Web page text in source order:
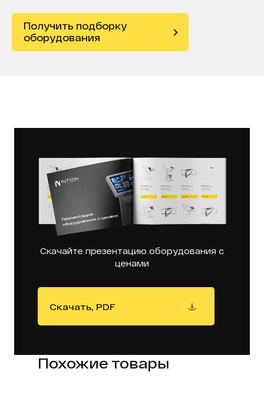
Получить подборку
оборудования
Скачайте презентацию оборудования с
ценами
Скачать, PDF
Похожие товары